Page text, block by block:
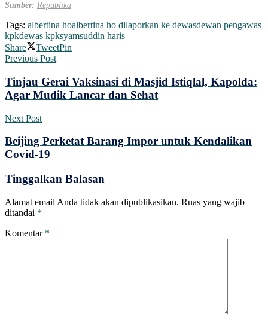
Sumber: Republika
Tags: albertina hoalbertina ho dilaporkan ke dewasdewan pengawas
kpkdewas kpksyamsuddin haris
Share
TweetPin
Previous Post
Tinjau Gerai Vaksinasi di Masjid Istiqlal, Kapolda:
Agar Mudik Lancar dan Sehat
Next Post
Beijing Perketat Barang Impor untuk Kendalikan
Covid-19
Tinggalkan Balasan
Alamat email Anda tidak akan dipublikasikan. Ruas yang wajib
ditandai *
Komentar *